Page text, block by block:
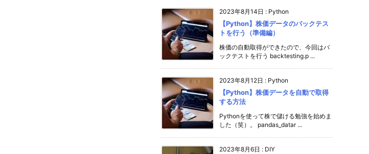
2023年8月14日 : Python
【Python】株価データのバックテス
トを行う（準備編）
株価の自動取得ができたので、今回はバ
ックテストを行う backtesting.p ...
2023年8月12日 : Python
【Python】株価データを自動で取得
する方法
Pythonを使って株で儲ける勉強を始めま
した（笑）。 pandas_datar ...
2023年8月6日 : DIY